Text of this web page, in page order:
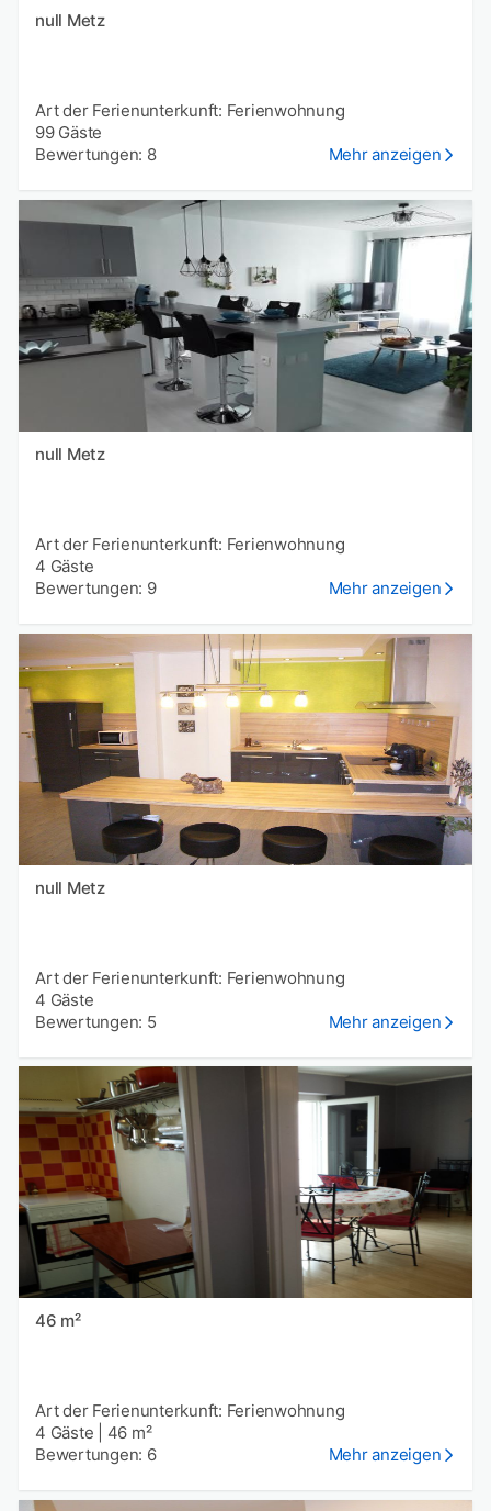
null Metz
Art der Ferienunterkunft: Ferienwohnung
99 Gäste
Bewertungen: 8
Mehr anzeigen
null Metz
Art der Ferienunterkunft: Ferienwohnung
4 Gäste
Bewertungen: 9
Mehr anzeigen
null Metz
Art der Ferienunterkunft: Ferienwohnung
4 Gäste
Bewertungen: 5
Mehr anzeigen
46 m²
Art der Ferienunterkunft: Ferienwohnung
4 Gäste
46 m²
Bewertungen: 6
Mehr anzeigen